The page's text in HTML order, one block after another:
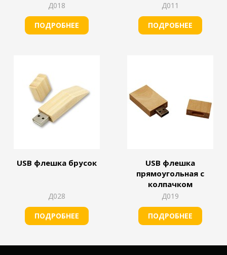
Д018
ПОДРОБНЕЕ
Д011
ПОДРОБНЕЕ
USB флешка брусок
Д028
ПОДРОБНЕЕ
USB флешка
прямоугольная с
колпачком
Д019
ПОДРОБНЕЕ